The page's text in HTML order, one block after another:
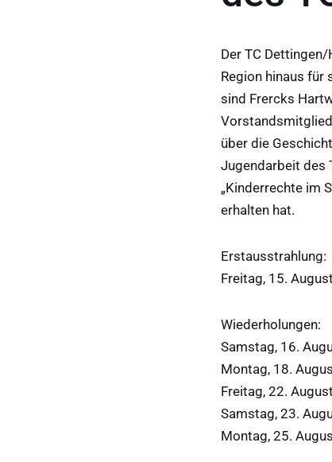
Der TC
Region hinaus für
sind Frercks
über die
Jugendarbeit des
„Kinderrechte im
erhalten hat.
Erstausstrahlung:
Freitag, 15.
Wiederholungen:
Samstag, 16.
Montag, 18.
Freitag, 22.
Samstag, 23.
Montag, 25.